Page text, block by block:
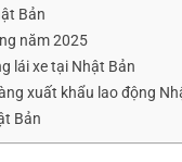
Bản
năm 2025
lái xe tại Nhật Bản
xuất khẩu lao động
Bản